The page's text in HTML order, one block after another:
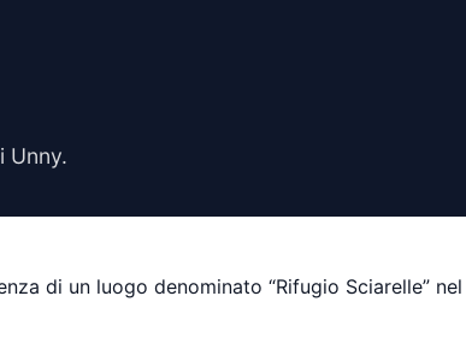
Unny.
di un luogo denominato “Rifugio Sciarelle”